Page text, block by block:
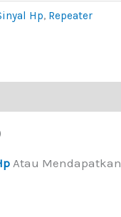
Hp, Repeater
Atau Mendapatkan